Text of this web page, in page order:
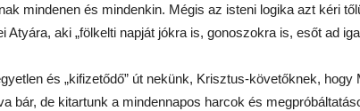
mindenen és mindenkin. Mégis az isteni logika azt kéri
Atyára, aki „fölkelti napját jókra is, gonoszokra is, esőt ad
és „kifizetődő” út nekünk, Krisztus-követőknek,
bár, de kitartunk a mindennapos harcok és